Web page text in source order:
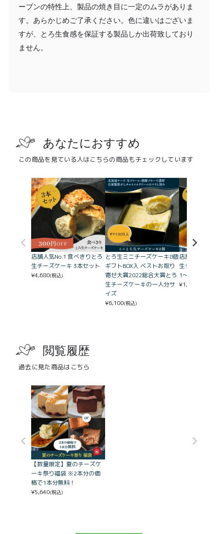
ーブンの特性上、製品の焼き目に一定のムラがありま
す。あらかじめご了承ください。色に違いはございま
すが、とろ生食感を保証する製品しか出荷致しており
ません。
あなたにおすすめ
この商品を見ている人はこちらの商品もチェックしています
店舗人気No.1 食べきりとろ
生チーズケーキ 3本セット
¥4,680(税込)
とろ生ミニチーズケーキ8個
ギフトBOX入 ベストお取り
寄せ大賞2022総合大賞とろ
生チーズケーキの一人分サ
イズ
¥6,100(税込)
店舗人気No.1
生チーズケー
1〜2人分）
¥1,660
閲覧履歴
過去に見た商品はこちら
【数量限定】夏のチーズケ
ーキ祭り福袋 ※2本分の価
格で1本分無料！
¥5,640(税込)